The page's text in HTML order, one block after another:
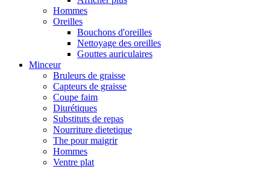
Hommes
Oreilles
Bouchons d'oreilles
Nettoyage des oreilles
Gouttes auriculaires
Minceur
Bruleurs de graisse
Capteurs de graisse
Coupe faim
Diurétiques
Substituts de repas
Nourriture dietetique
The pour maigrir
Hommes
Ventre plat